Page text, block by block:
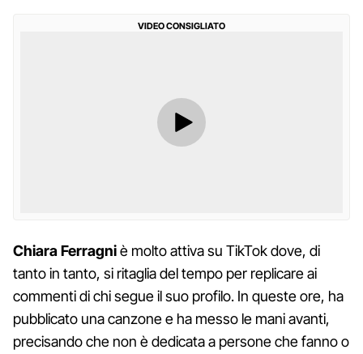
VIDEO CONSIGLIATO
Chiara Ferragniè molto attiva su TikTok dove, di
tanto in tanto, si ritaglia del tempo per replicare ai
commenti di chi segue il suo profilo. In queste ore, ha
pubblicato una canzone e ha messo le mani avanti,
precisando che non è dedicata a persone che fanno o